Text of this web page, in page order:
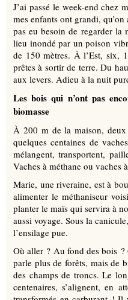
J’ai passé le week-end chez
mes enfants ont grandi,
pas eu besoin de regarder la
lieu inondé par un poison
de 150 mètres. À l’Est, six,
prêtes à sortir de terre. Du
aux levers. Adieu à la nuit
Les bois qui n’ont pas
biomasse
À 200 m de la maison, deux
quelques centaines de
mélangent, transportent,
Vaches à méthane ou vaches
Marie, une riveraine, est à
alimenter le méthaniseur
planter le maïs qui servira à
aussi voyage. Sous la
l’ensilage pue.
Où aller ? Au fond des bois ?
parle plus de forêts, mais de
des champs de troncs. Le
centenaires, s’alignent, en